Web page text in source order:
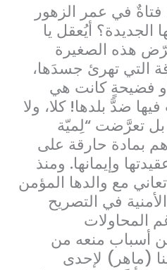
في عمر الزهور
الجديدة؟ أيُعقل يا
هذه الصغيرة
التي تهرئ جسدَها،
فضيحةٍ كانت هي
ضدَّ بلدها! كلا، ولا
تعرَّضت “لِميّة
بمادة حارقة على
وإيمانها. ومنذ
مع والدها المؤمن
في التصريح
المحاولات
أسباب منعه من
(ماهر) لإحدى